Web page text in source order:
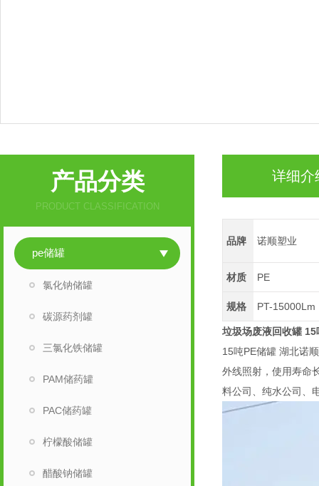
产品分类
PRODUCT CLASSIFICATION
pe储罐
氯化钠储罐
碳源药剂罐
三氯化铁储罐
PAM储药罐
PAC储药罐
柠檬酸储罐
醋酸钠储罐
详细介
品牌 诺顺塑业
材质 PE
规格 PT-15000Lm
垃圾场废液回收罐 15
15吨PE储罐 湖北诺
外线照射，使用寿命
料公司、纯水公司、